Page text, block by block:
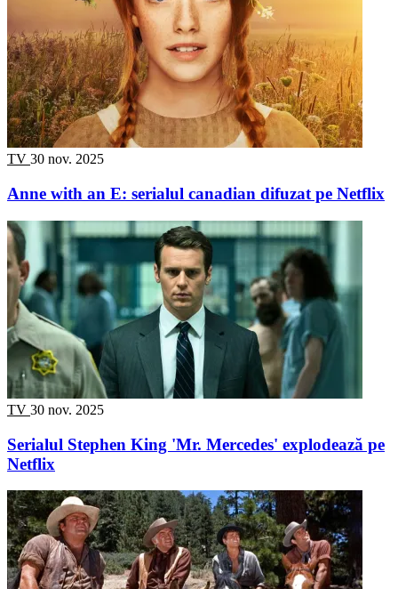
TV 30 nov. 2025
Anne with an E: serialul canadian difuzat pe Netflix
TV 30 nov. 2025
Serialul Stephen King 'Mr. Mercedes' explodează pe
Netflix